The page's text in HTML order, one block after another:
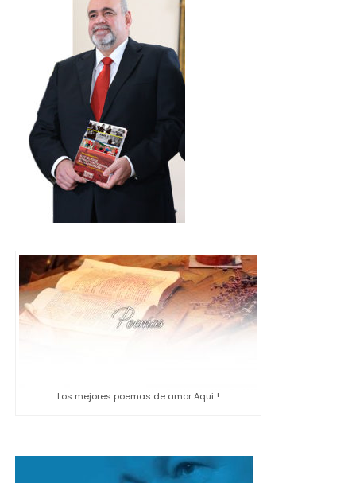
Los mejores poemas de amor Aqui..!